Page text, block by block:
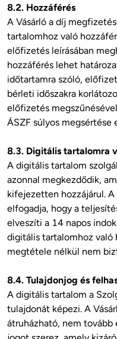
8.2. Hozzáférés
A Vásárló a díj
tartalomhoz való
előfizetés leírásában
hozzáférés lehet
időtartamra szóló,
bérleti időszakra
előfizetés
ÁSZF súlyos megsértése
8.3. Digitális tartalomra
A digitális tartalom
azonnal megkezdődik,
kifejezetten hozzájárul.
elfogadja, hogy a
elveszíti a 14 napos
digitális tartalomhoz való
megtétele nélkül nem
8.4. Tulajdonjog és
A digitális tartalom a
tulajdonát képezi. A
átruházható, nem tovább